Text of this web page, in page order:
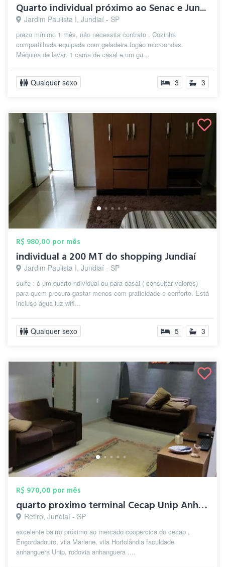
Quarto individual próximo ao Senac e Jun...
Jardim Paulista I, Jundiaí - SP
prazo mínimo 1 mês, não necessita contrato . Cozinha
compartilhada equipada com geladeira fogão microondas.
Máquina de lavar. 1 cama de casal e um gu...
Qualquer sexo 3 3
R$ 980,00 por mês
individual a 200 MT do shopping Jundiaí
Jardim Paulista I, Jundiaí - SP
suíte : é um quarto ndividual ou para casal ( consultar valores)
para quem procura gastar menos com praticidade e conforto. Está
incluso água luz wifi...
Qualquer sexo 5 3
R$ 970,00 por mês
quarto proximo terminal Cecap Unip Anhan...
Retiro, Jundiaí - SP
excelente bairro próximo ao mercado coopercica do cecap ,
Engordadouro, vila Marlene, vila Hortolândia faculdade
anhanguera Unip, rodovia anhanguera ....